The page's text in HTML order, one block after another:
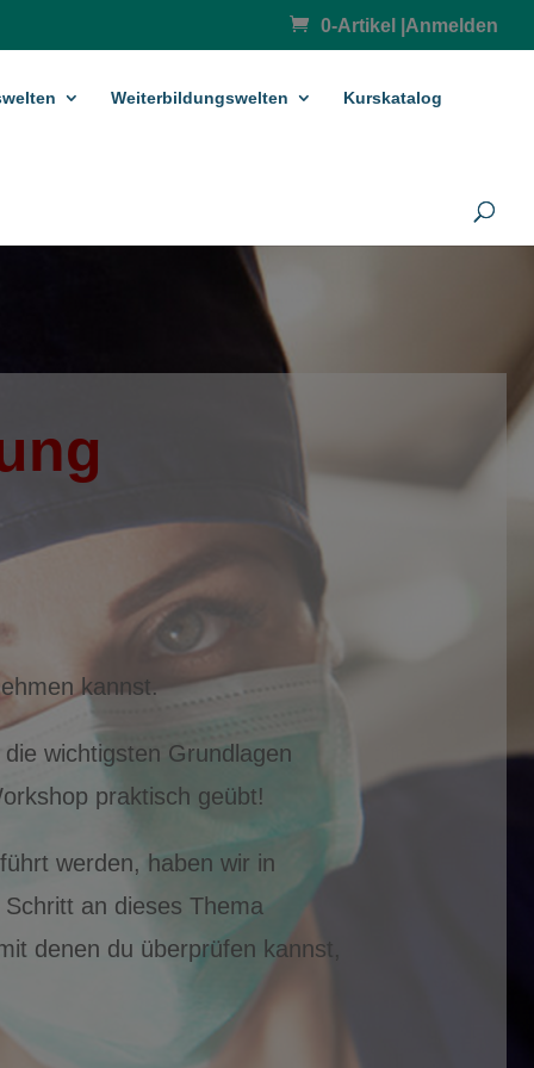
0-Artikel Anmelden
Weiterbildungswelten Kurskatalog
kannst.
wichtigsten Grundlagen
praktisch geübt!
werden, haben wir in
an dieses Thema
denen du überprüfen kannst,